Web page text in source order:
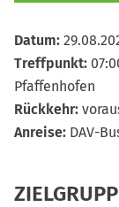
Datum:
Treffpunkt:
Pfaffenhofen
Rückkehr:
Anreise: DAV-